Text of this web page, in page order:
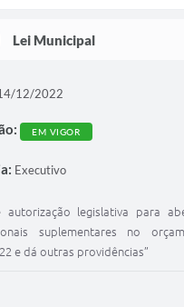
Lei Municipal
12/2022
EM VIGOR
Executivo
autorização legislativa para
suplementares no
e dá outras providências”